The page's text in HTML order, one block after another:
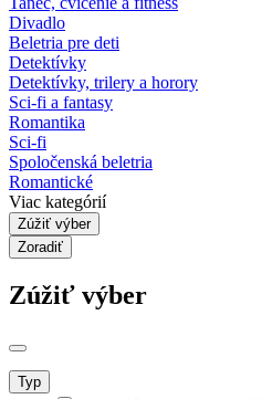
Divadlo
Beletria pre deti
Detektívky
Detektívky, trilery a horory
Sci-fi a fantasy
Romantika
Sci-fi
Spoločenská beletria
Romantické
Viac kategórií
Zúžiť výber
Zoradiť
Zúžiť výber
Typ